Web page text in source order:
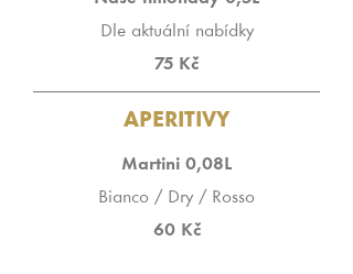
Dle aktuální nabídky
75 Kč
APERITIVY
Martini 0,08L
Bianco / Dry / Rosso
60 Kč